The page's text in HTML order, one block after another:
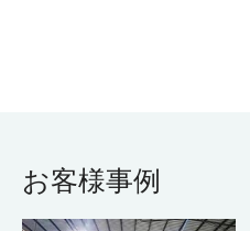
に接続されているため
することができます。
お客様事例